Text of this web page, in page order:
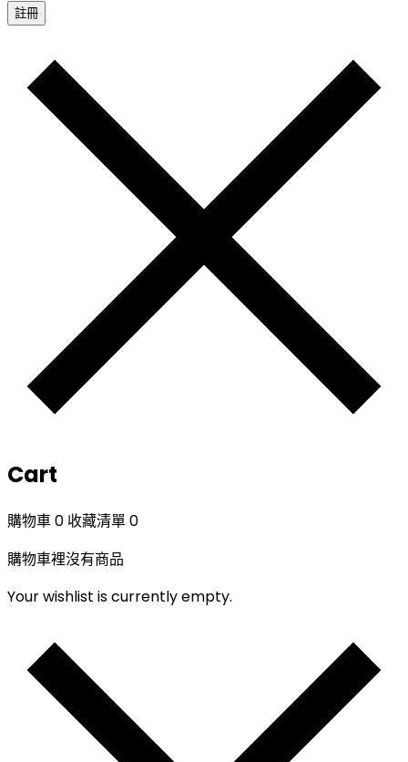
註冊
Cart
購物車0 收藏清單0
購物車裡沒有商品
Your wishlist is currently empty.